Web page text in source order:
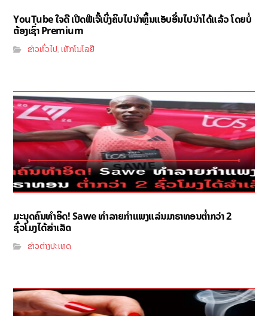
YouTube ໃຈດີ ເປີດຟີເຈີ້ເບິ່ງຄິບໄປນຳຫຼິ້ນແອັບອື່ນໄປນຳໄດ້ແລ້ວ ໂດຍບໍ່
ຕ້ອງເຊົ່າ Premium
ຂ່າວທົ່ວໄປ,ເທັກໂນໂລຢີ
ມະນຸດຄົນທຳອິດ! Sawe ທຳລາຍກຳແພງແລ່ນມາຣາທອນຕ່ຳກວ່າ 2
ຊົ່ວໂມງໄດ້ສຳເລັດ
ຂ່າວຕ່າງປະເທດ